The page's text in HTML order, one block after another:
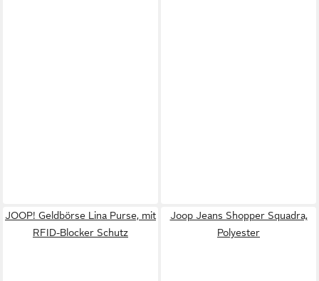
JOOP! Geldbörse Lina Purse, mit
RFID-Blocker Schutz
Joop Jeans Shopper Squadra,
Polyester